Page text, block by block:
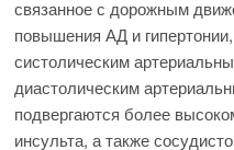
связанное с дорожным
повышения АД и
систолическим
диастолическим
подвергаются более
инсульта, а также